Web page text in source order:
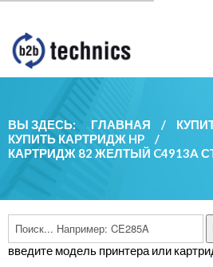
ВЫ ЗДЕСЬ: ГЛАВНАЯ /
КУПИТЬ КАРТРИДЖ HP
/
КАРТРИДЖ 82 ЖЕЛТЫЙ C4913A
введите модель принтера или